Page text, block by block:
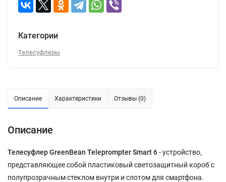
Категории
Телесуфлеры
Описание Характеристики Отзывы (0)
Описание
Телесуфлер GreenBean Teleprompter Smart 6- устройство,
представляющее собой пластиковый светозащитный короб с
полупрозрачным стеклом внутри и слотом для смартфона.